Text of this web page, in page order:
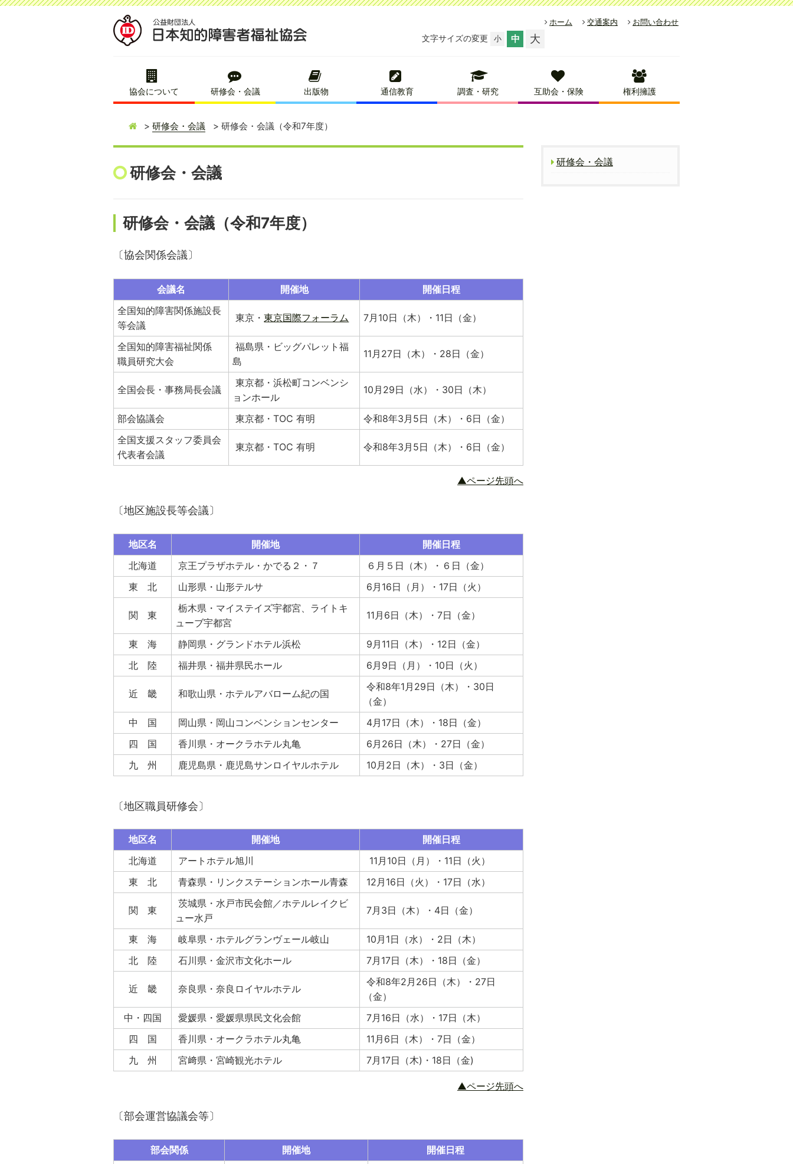
ホーム 交通案内 お問い合わせ
文字サイズの変更 小 中 大
協会について 研修会・会議 出版物 通信教育 調査・研究 互助会・保険 権利擁護
研修会・会議 研修会・会議（令和7年度）
研修会・会議
研修会・会議（令和7年度）
〔協会関係会議〕
会議名 開催地
開催日程
全国知的障害関係施設長
等会議
東京・東京国際フォーラム 7月10日（木）・11日（金）
全国知的障害福祉関係
職員研究大会
福島県・ビッグパレット福
島
11月27日（木）・28日（金）
全国会長・事務局長会議
東京都・浜松町コンベンシ
ョンホール
10月29日（水）・30日（木）
部会協議会 東京都・TOC 有明
令和8年3月5日（木）・6日（金）
全国支援スタッフ委員会
代表者会議
東京都・TOC 有明 令和8年3月5日（木）・6日（金）
▲ページ先頭へ
〔地区施設長等会議〕
地区名 開催地
開催日程
北海道
京王プラザホテル・かでる２・７
６月５日（木）・６日（金）
東 北
山形県・山形テルサ 6月16日（月）・17日（火）
関 東
栃木県・マイステイズ宇都宮、ライトキ
ューブ宇都宮
11月6日（木）・7日（金）
東 海 静岡県・グランドホテル浜松
9月11日（木）・12日（金）
北 陸
福井県・福井県民ホール 6月9日（月）・10日（火）
近 畿 和歌山県・ホテルアバローム紀の国
令和8年1月29日（木）・30日
（金）
中 国
岡山県・岡山コンベンションセンター
4月17日（木）・18日（金）
四 国
香川県・オークラホテル丸亀
6月26日（木）・27日（金）
九 州
鹿児島県・鹿児島サンロイヤルホテル 10月2日（木）・3日（金）
〔地区職員研修会〕
地区名 開催地
開催日程
北海道
アートホテル旭川
11月10日（月）・11日（火）
東 北
青森県・リンクステーションホール青森 12月16日（火）・17日（水）
関 東
茨城県・水戸市民会館／ホテルレイクビ
ュー水戸
7月3日（木）・4日（金）
東 海 岐阜県・ホテルグランヴェール岐山
10月1日（水）・2日（木）
北 陸
石川県・金沢市文化ホール 7月17日（木）・18日（金）
近 畿 奈良県・奈良ロイヤルホテル
令和8年2月26日（木）・27日
（金）
中・四国
愛媛県・愛媛県県民文化会館
7月16日（水）・17日（木）
四 国
香川県・オークラホテル丸亀
11月6日（木）・7日（金）
九 州
宮﨑県・宮崎観光ホテル 7月17日（木)・18日（金)
▲ページ先頭へ
〔部会運営協議会等〕
部会関係 開催地
開催日程
研修会・会議